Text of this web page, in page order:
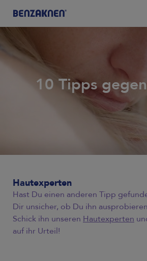
10 Tipps
Hautexperten
Hast Du einen anderen Tipp
Dir unsicher, ob Du ihn
Schick ihn unseren Hautexperten
auf ihr Urteil!